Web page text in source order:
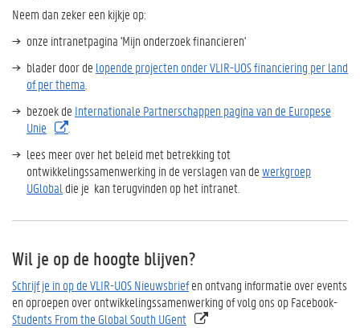
Neem dan zeker een kijkje op:
onze intranetpagina 'Mijn onderzoek financieren'
blader door de lopende projecten onder VLIR-UOS financiering per land
of per thema
bezoek de Internationale Partnerschappen pagina van de Europese
Unie
lees meer over het beleid met betrekking tot
ontwikkelingssamenwerking in de verslagen van dewerkgroep
UGlobal die je kan terugvinden op het intranet.
Wil je op de hoogte blijven?
Schrijf je in op de VLIR-UOS Nieuwsbriefen ontvang informatie over events
en oproepen over ontwikkelingssamenwerking of volg ons op Facebook-
Students From the Global South UGent